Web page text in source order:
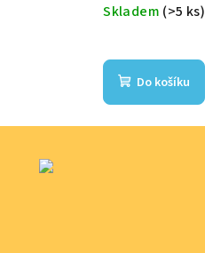
Skladem (>5 ks)
Do košíku